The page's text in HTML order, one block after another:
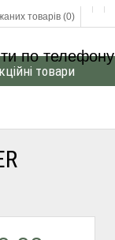
товарів (0)
по телефону
товари